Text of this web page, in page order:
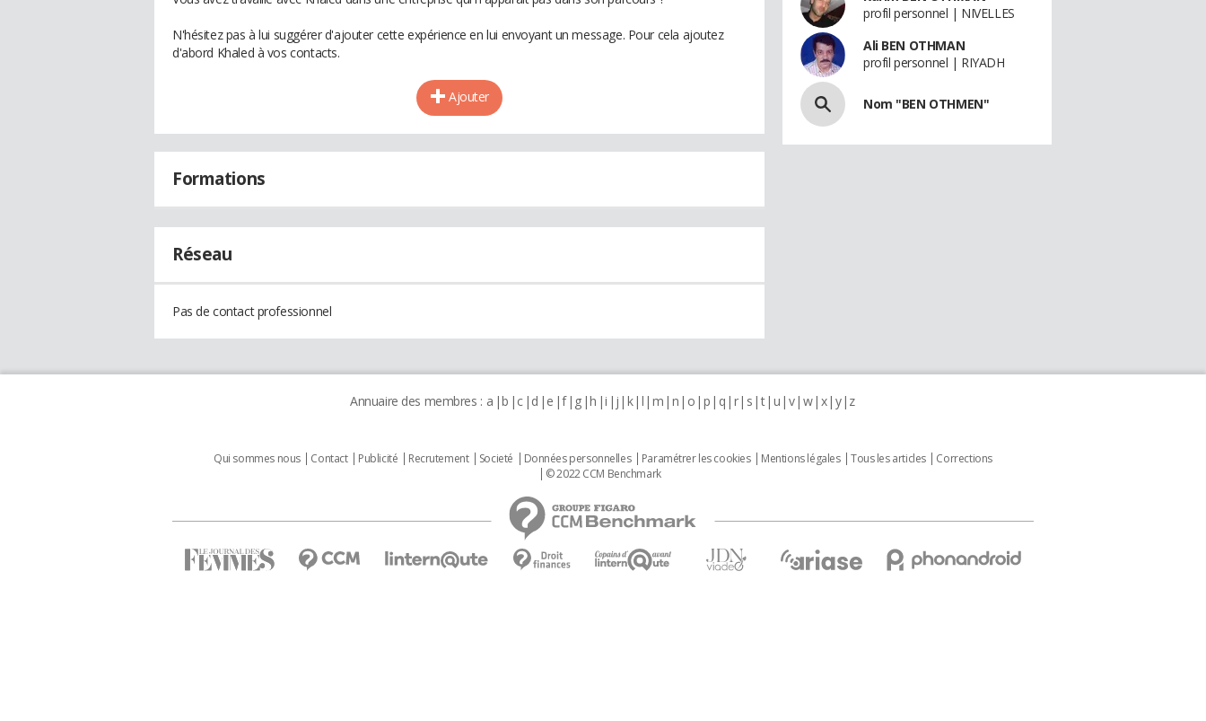
N'hésitez pas à lui suggérer d'ajouter cette expérience en lui envoyant un message. Pour cela ajoutez
d'abord Khaled à vos contacts.
Ajouter
Formations
Réseau
Pas de contact professionnel
profil personnel | NIVELLES
Ali BEN OTHMAN
profil personnel | RIYADH
Nom "BEN OTHMEN"
Annuaire des membres : a b c d e f g h i j k l m n o p q r s t u v w x y z
Qui sommes nous Contact Publicité Recrutement Societé Données personnelles Paramétrer les cookies Mentions légales Tous les articles
Corrections
© 2022 CCM Benchmark